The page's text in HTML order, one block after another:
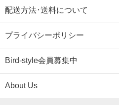
配送方法･送料について
プライバシーポリシー
Bird-style会員募集中
About Us